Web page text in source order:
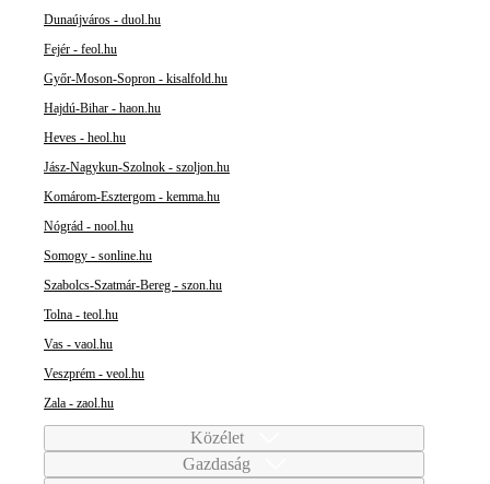
Dunaújváros - duol.hu
Fejér - feol.hu
Győr-Moson-Sopron - kisalfold.hu
Hajdú-Bihar - haon.hu
Heves - heol.hu
Jász-Nagykun-Szolnok - szoljon.hu
Komárom-Esztergom - kemma.hu
Nógrád - nool.hu
Somogy - sonline.hu
Szabolcs-Szatmár-Bereg - szon.hu
Tolna - teol.hu
Vas - vaol.hu
Veszprém - veol.hu
Zala - zaol.hu
Közélet
Gazdaság